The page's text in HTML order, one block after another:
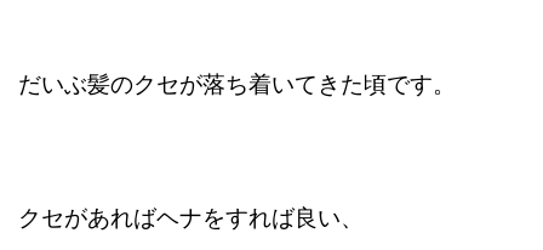
だいぶ髪のクセが落ち着いてきた頃です。
クセがあればヘナをすれば良い、